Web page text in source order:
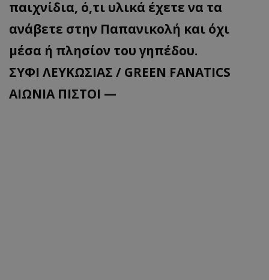
παιχνίδια, ό,τι υλικά έχετε να τα
ανάβετε στην Παπανικολή και όχι
μέσα ή πλησίον του γηπέδου.
ΣΥΦΙ ΛΕΥΚΩΣΙΑΣ / GREEN FANATICS
ΑΙΩΝΙΑ ΠΙΣΤΟΙ —